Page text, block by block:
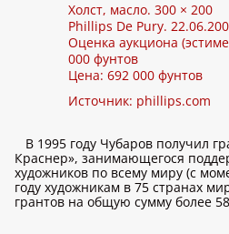
Холст, масло. 300 × 200
Phillips De Pury.
Оценка аукциона
000 фунтов
Цена: 692 000 фунтов
Источник: phillips.com
В 1995 году Чубаров получил
Краснер», занимающегося
художников по всему миру (с
году художникам в 75 странах
грантов на общую сумму более